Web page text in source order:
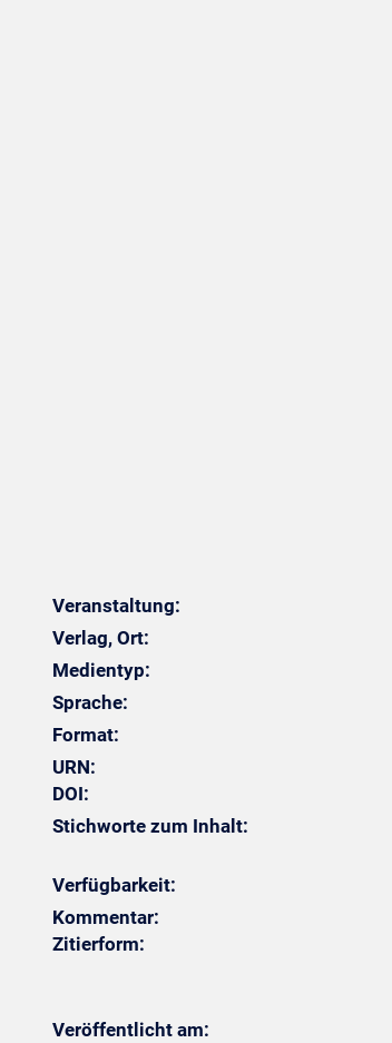
Veranstaltung:
Verlag, Ort:
Medientyp:
Sprache:
Format:
URN:
DOI:
Stichworte zum Inhalt:
Verfügbarkeit:
Kommentar:
Zitierform:
Veröffentlicht am: